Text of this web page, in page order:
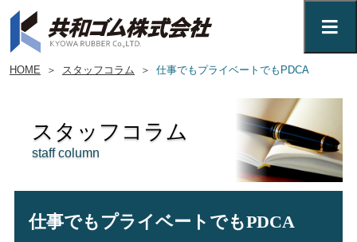
HOME ＞ スタッフコラム ＞ 仕事でもプライベートでもPDCA
スタッフコラム
staff column
仕事でもプライベートでもPDCA